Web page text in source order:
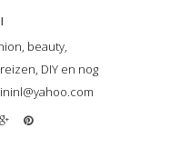
beauty,
DIY en nog